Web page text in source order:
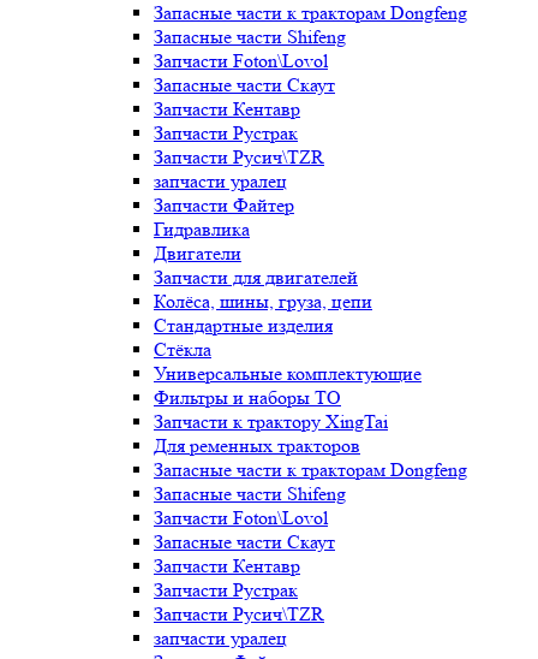
Запасные части к тракторам Dongfeng
Запасные части Shifeng
Запчасти Foton\Lovol
Запасные части Скаут
Запчасти Кентавр
Запчасти Рустрак
Запчасти Русич\TZR
запчасти уралец
Запчасти Файтер
Гидравлика
Двигатели
Запчасти для двигателей
Колёса, шины, груза, цепи
Стандартные изделия
Стёкла
Универсальные комплектующие
Фильтры и наборы ТО
Запчасти к трактору XingTai
Для ременных тракторов
Запасные части к тракторам Dongfeng
Запасные части Shifeng
Запчасти Foton\Lovol
Запасные части Скаут
Запчасти Кентавр
Запчасти Рустрак
Запчасти Русич\TZR
запчасти уралец